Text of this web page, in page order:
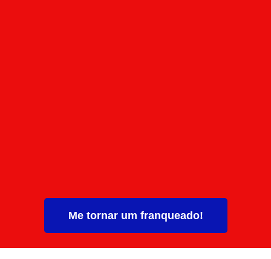
Me tornar um franqueado!